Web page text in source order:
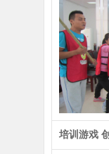
1、将
大家，
培训游戏